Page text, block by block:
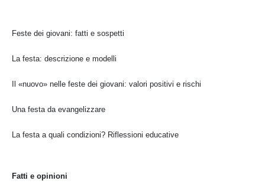
Feste dei giovani: fatti e sospetti
La festa: descrizione e modelli
Il «nuovo» nelle feste dei giovani: valori positivi e rischi
Una festa da evangelizzare
La festa a quali condizioni? Riflessioni educative
Fatti e opinioni